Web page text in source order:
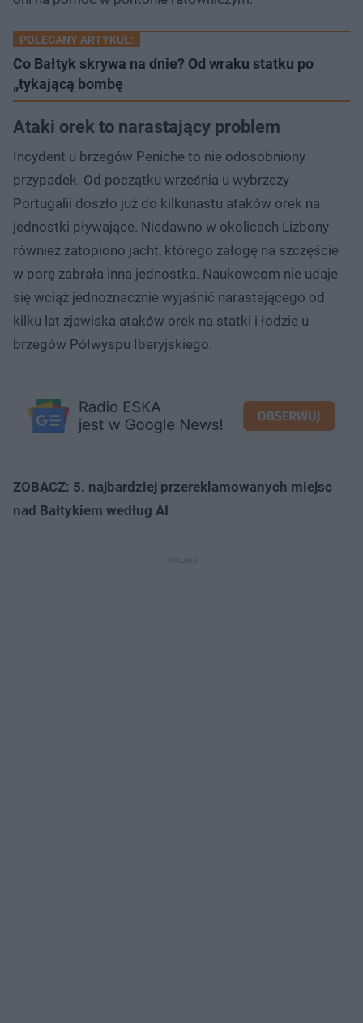
POLECANY ARTYKUŁ:
Co Bałtyk skrywa na dnie? Od wraku statku po
„tykającą bombę
Ataki orek to narastający problem
Incydent u brzegów Peniche to nie odosobniony
przypadek. Od początku września u wybrzeży
Portugalii doszło już do kilkunastu ataków orek na
jednostki pływające. Niedawno w okolicach Lizbony
również zatopiono jacht, którego załogę na szczęście
w porę zabrała inna jednostka. Naukowcom nie udaje
się wciąż jednoznacznie wyjaśnić narastającego od
kilku lat zjawiska ataków orek na statki i łodzie u
brzegów Półwyspu Iberyjskiego.
ZOBACZ: 5. najbardziej przereklamowanych miejsc
nad Bałtykiem według AI